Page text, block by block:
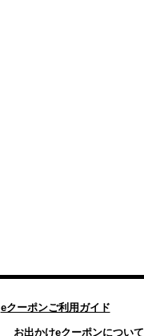
eクーポンご利用ガイド
お出かけeクーポンについて